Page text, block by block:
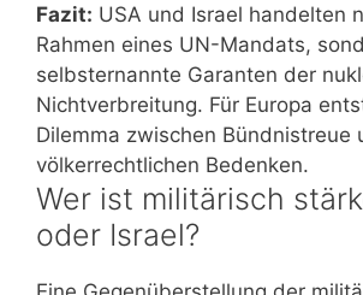
Fazit: USA und Israel handelten
Rahmen eines UN-Mandats,
selbsternannte Garanten der
Nichtverbreitung. Für Europa
Dilemma zwischen Bündnistreue
völkerrechtlichen Bedenken.
Wer ist militärisch
oder Israel?